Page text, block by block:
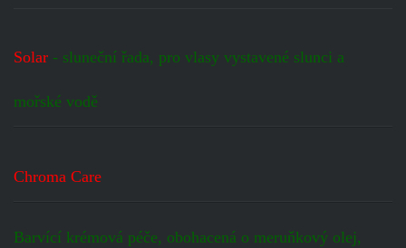
Solar- sluneční řada, pro vlasy vystavené slunci a
mořské vodě
Chroma Care
Barvící krémová péče, obohacená o meruňkový olej,